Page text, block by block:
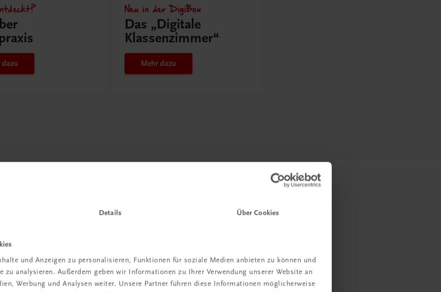
Details Über Cookies
und Anzeigen zu personalisieren, Funktionen für soziale Medien anbieten zu können und
zu analysieren. Außerdem geben wir Informationen zu Ihrer Verwendung unserer Website an
Werbung und Analysen weiter. Unsere Partner führen diese Informationen möglicherweise
dazu
Neu in der DigiBox
Das „Digitale
Klassenzimmer“
Mehr dazu
der